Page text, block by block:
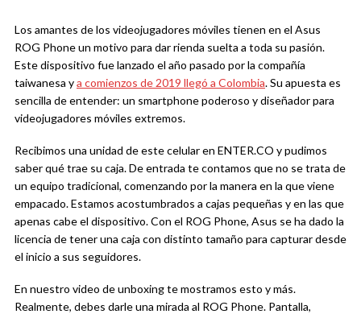
Los amantes de los videojugadores móviles tienen en el Asus
ROG Phone un motivo para dar rienda suelta a toda su pasión.
Este dispositivo fue lanzado el año pasado por la compañía
taiwanesa ya comienzos de 2019 llegó a Colombia. Su apuesta es
sencilla de entender: un smartphone poderoso y diseñador para
videojugadores móviles extremos.
Recibimos una unidad de este celular en ENTER.CO y pudimos
saber qué trae su caja. De entrada te contamos que no se trata de
un equipo tradicional, comenzando por la manera en la que viene
empacado. Estamos acostumbrados a cajas pequeñas y en las que
apenas cabe el dispositivo. Con el ROG Phone, Asus se ha dado la
licencia de tener una caja con distinto tamaño para capturar desde
el inicio a sus seguidores.
En nuestro video de unboxing te mostramos esto y más.
Realmente, debes darle una mirada al ROG Phone. Pantalla,